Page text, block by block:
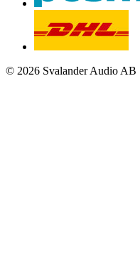
© 2026 Svalander Audio AB